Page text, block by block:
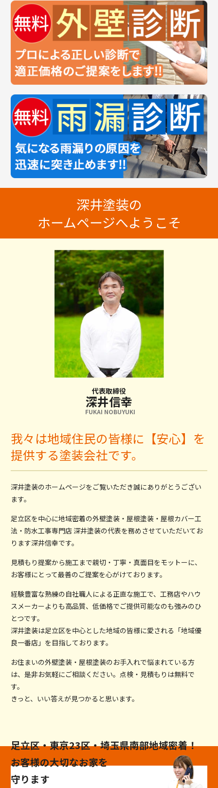
深井塗装の
ホームページへようこそ
代表取締役
深井信幸
FUKAI NOBUYUKI
我々は地域住民の皆様に【安心】を
提供する塗装会社です。
深井塗装のホームページをご覧いただき誠にありがとうござい
ます。
足立区を中心に地域密着の外壁塗装・屋根塗装・屋根カバー工
法・防水工事専門店 深井塗装の代表を務めさせていただいてお
ります深井信幸です。
見積もり提案から施工まで親切・丁寧・真面目をモットーに、
お客様にとって最善のご提案を心がけております。
経験豊富な熟練の自社職人による正直な施工で、工務店やハウ
スメーカーよりも高品質、低価格でご提供可能なのも強みのひ
とつです。
深井塗装は足立区を中心とした地域の皆様に愛される「地域優
良一番店」を目指しております。
お住まいの外壁塗装・屋根塗装のお手入れで悩まれている方
は、是非お気軽にご相談ください。点検・見積もりは無料で
す。
きっと、いい答えが見つかると思います。
足立区・東京23区・埼玉県南部地域密着！
お客様の大切なお家を
守ります